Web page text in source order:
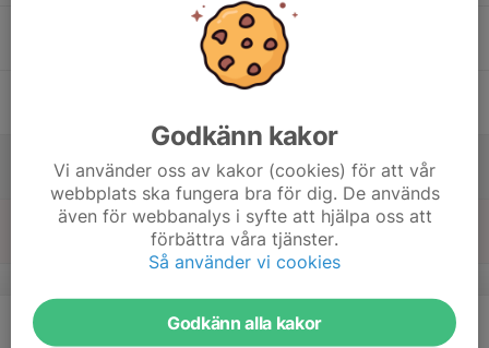
20
Mån
Godkänn kakor
Vi använder oss av kakor (cookies) för att vår
webbplats ska fungera bra för dig. De används
även för webbanalys i syfte att hjälpa oss att
förbättra våra tjänster.
Så använder vi cookies
Godkänn alla kakor